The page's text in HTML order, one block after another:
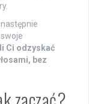
Ci odzyskać
bez